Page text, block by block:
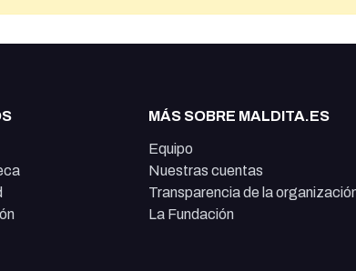
MÁS SOBRE MALDITA.ES
Equipo
Nuestras cuentas
Transparencia de la
La Fundación